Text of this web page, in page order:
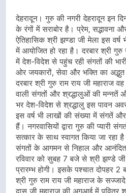
देहरादून। गुरु की नगरी देहरादून इन
के रंगों में सराबोर है। प्रेम, सद्भावना
ऐतिहासिक श्री झण्डा जी मेला इस
में आयोजित हो रहा है। दरबार श्री गुरु
में देश-विदेश से पहुंच रही संगतों की
ओर जयकारों, सेवा और भक्ति का
दरबार श्री गुरु राम राय जी महाराज
वाली संगतों और श्रद्धालुओं की मन्नतें
भर देश-विदेश से श्रद्धालु इस पावन
इस वर्ष भी लाखों की संख्या में संगतें
हैं। नगरवासियों द्वारा गुरु की प्यारी
सत्कार के साथ स्वागत किया जा रहा
संगतों के आगमन से निहाल और आनंदित
रविवार को सुबह 7 बजे से श्री झण्डे
प्रारम्भ होगी। इसके पश्चात दोपहर
श्री गुरु राम राय जी महाराज के सज्जादे